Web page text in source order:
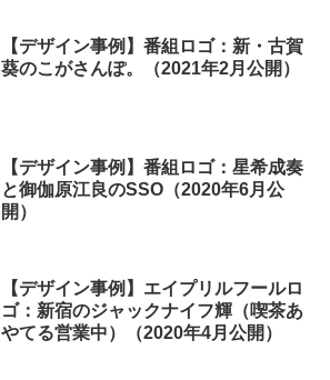
【デザイン事例】番組ロゴ：新・古賀
葵のこがさんぽ。（2021年2月公開）
【デザイン事例】番組ロゴ：星希成奏
と御伽原江良のSSO（2020年6月公
開）
【デザイン事例】エイプリルフールロ
ゴ：新宿のジャックナイフ輝（喫茶あ
やてる営業中）（2020年4月公開）